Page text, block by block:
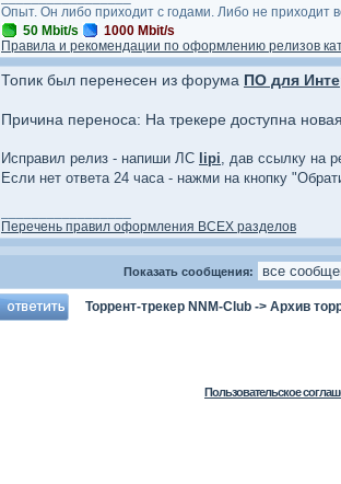
Опыт. Он либо приходит с годами. Либо не приходит
50 Mbit/s
1000 Mbit/s
Правила и рекомендации по оформлению релизов
Топик был перенесен из форума ПО для
Причина переноса: На трекере доступна
Исправил релиз - напиши ЛС lipi, дав ссылку на
Если нет ответа 24 часа - нажми на кнопку
Перечень правил оформления ВСЕХ разделов
Показать сообщения:
Торрент-трекер NNM-Club -> Архив
Пользовательское